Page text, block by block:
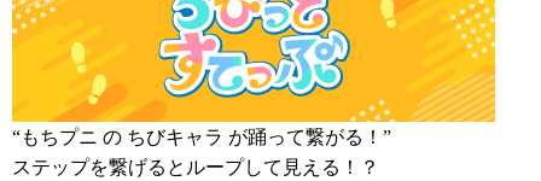
“もちプニ の ちびキャラ が踊って繋がる！”
ステップを繋げるとループして見える！？